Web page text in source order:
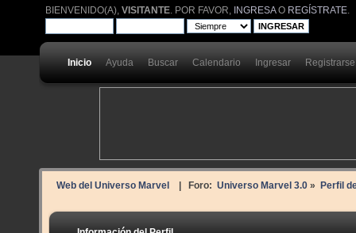
BIENVENIDO(A),VISITANTE . POR FAVOR, INGRESAO REGÍSTRATE
Inicio Ayuda Buscar Calendario Ingresar Registrarse
Web del Universo Marvel | Foro: Universo Marvel 3.0» Perfil